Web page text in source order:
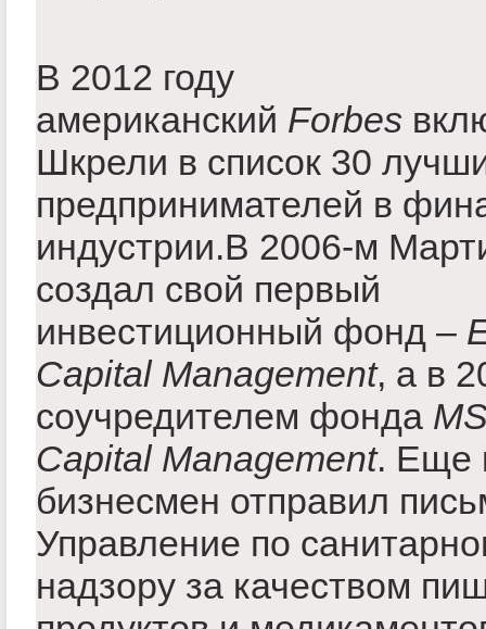
В 2012 году
американский Forbes
Шкрели в список 30
предпринимателей в
индустрии.В 2006-м
создал свой первый
инвестиционный фонд –
Capital Management, а в
соучредителем фонда
Capital Management. Еще
бизнесмен отправил
Управление по
надзору за качеством